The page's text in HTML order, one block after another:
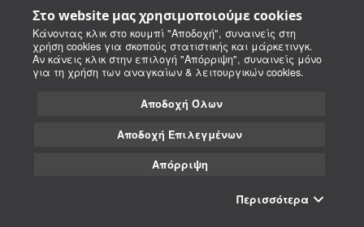
Στο website μας χρησιμοποιούμε cookies
Κάνοντας κλικ στο κουμπί "Αποδοχή", συναινείς στη
χρήση cookies για σκοπούς στατιστικής και μάρκετινγκ.
Αν κάνεις κλικ στην επιλογή "Απόρριψη", συναινείς μόνο
για τη χρήση των αναγκαίων & λειτουργικών cookies.
Αποδοχή Όλων
Αποδοχή Επιλεγμένων
Απόρριψη
Περισσότερα